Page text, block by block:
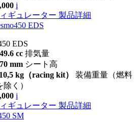
i
ギュレーター 製品詳細
EDS
EDS
cc 排気量
mm シート高
kg（racing kit） 装備重量（燃料
除く）
i
ギュレーター 製品詳細
SM